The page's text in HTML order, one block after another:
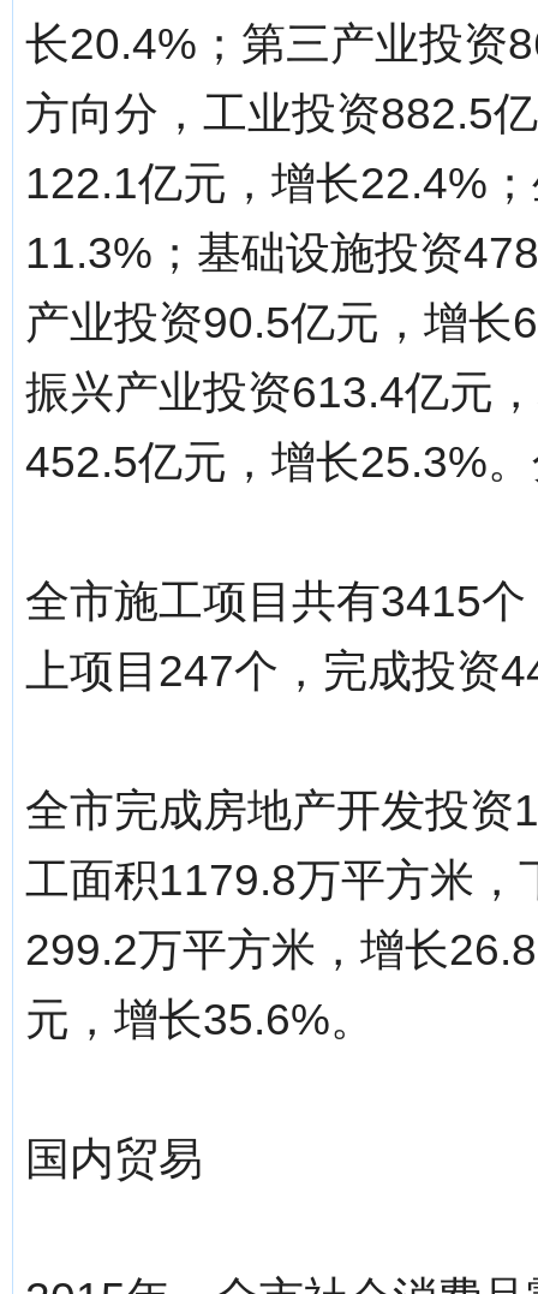
长20.4%；第三产业投资
方向分，工业投资882.5
122.1亿元，增长22.4%
11.3%；基础设施投资
产业投资90.5亿元，增长
振兴产业投资613.4亿元
452.5亿元，增长25.3%
全市施工项目共有3415
上项目247个，完成投资
全市完成房地产开发投资
工面积1179.8万平方米
299.2万平方米，增长
元，增长35.6%。
国内贸易